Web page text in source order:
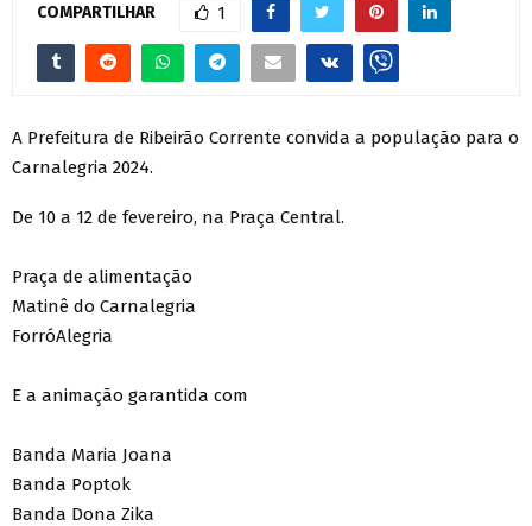
COMPARTILHAR 1
A Prefeitura de Ribeirão Corrente convida a população para o
Carnalegria 2024.
De 10 a 12 de fevereiro, na Praça Central.
Praça de alimentação
Matinê do Carnalegria
ForróAlegria
E a animação garantida com
Banda Maria Joana
Banda Poptok
Banda Dona Zika